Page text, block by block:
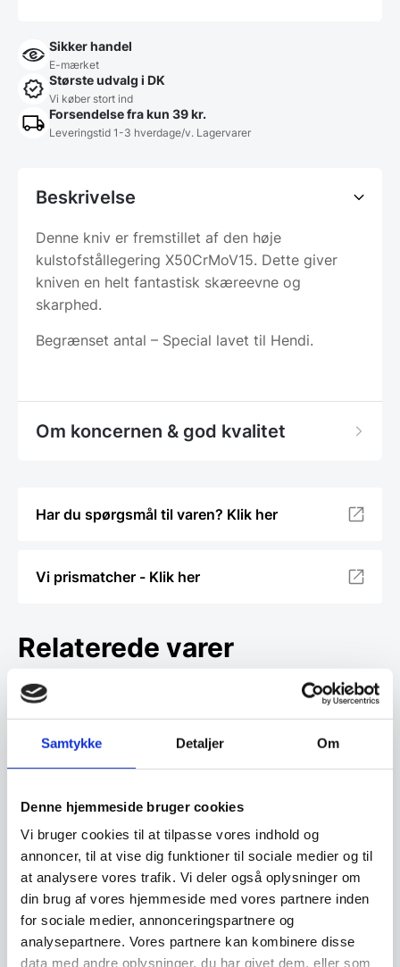
Samtykke Detaljer Om
Denne hjemmeside bruger cookies
Vi bruger cookies til at tilpasse vores indhold og
annoncer, til at vise dig funktioner til sociale medier og til
at analysere vores trafik. Vi deler også oplysninger om
din brug af vores hjemmeside med vores partnere inden
for sociale medier, annonceringspartnere og
analysepartnere. Vores partnere kan kombinere disse
data med andre oplysninger, du har givet dem, eller som
Sikker handel
E-mærket
Største udvalg i DK
Vi køber stort ind
Forsendelse fra kun 39 kr.
Leveringstid 1-3 hverdage/v. Lagervarer
Beskrivelse
Denne kniv er fremstillet af den høje
kulstofstållegering X50CrMoV15. Dette giver
kniven en helt fantastisk skæreevne og
skarphed.
Begrænset antal – Special lavet til Hendi.
Om koncernen & god kvalitet
Har du spørgsmål til varen? Klik her
Vi prismatcher - Klik her
Relaterede varer
Victorinox Swiss Classic
laksekniv 25 cm. m.
luftskær
Victorinox Swiss Classic
laksekniv 25 cm. m.
SPAR 27%
Miyabi 5000FCD Sujihiki
24 cm
Sujihiki fra Miyabi 5000FCD
serien 24 cm. Denne sujihiki
kniv svarer til den…